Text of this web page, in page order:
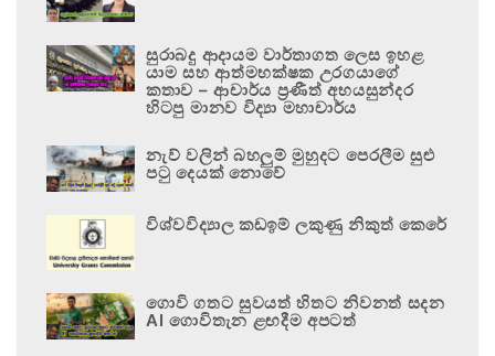
සුරාබදු ආදායම වාර්තාගත ලෙස ඉහළ
යාම සහ ආත්මභක්ෂක උරගයාගේ
කතාව – ආචාර්ය ප්‍රණීත් අභයසුන්දර
හිටපු මානව විද්‍යා මහාචාර්ය
නැව් වලින් බහලුම් මුහුදට පෙරලීම සුළු
පටු දෙයක් නොවේ
විශ්වවිද්‍යාල කඩඉම් ලකුණු නිකුත් කෙරේ
ගොවි ගතට සුවයත් හිතට නිවනත් සදන
AI ගොවිතැන ළඟදීම අපටත්